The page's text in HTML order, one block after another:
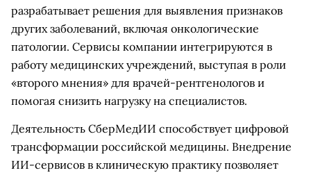
разрабатывает решения для выявления признаков
других заболеваний, включая онкологические
патологии. Сервисы компании интегрируются в
работу медицинских учреждений, выступая в роли
«второго мнения» для врачей-рентгенологов и
помогая снизить нагрузку на специалистов.
Деятельность СберМедИИ способствует цифровой
трансформации российской медицины. Внедрение
ИИ-сервисов в клиническую практику позволяет